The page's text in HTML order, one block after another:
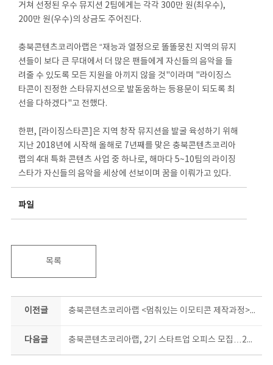
거쳐 선정된 우수 뮤지션 2팀에게는 각각 300만 원(최우수),
200만 원(우수)의 상금도 주어진다.
충북콘텐츠코리아랩은 “재능과 열정으로 똘똘뭉친 지역의 뮤지
션들이 보다 큰 무대에서 더 많은 팬들에게 자신들의 음악을 들
려줄 수 있도록 모든 지원을 아끼지 않을 것"이라며 "라이징스
타콘이 진정한 스타뮤지션으로 발돋움하는 등용문이 되도록 최
선을 다하겠다"고 전했다.
한편, [라이징스타콘]은 지역 창작 뮤지션을 발굴 육성하기 위해
지난 2018년에 시작해 올해로 7년째를 맞은 충북콘텐츠코리아
랩의 4대 특화 콘텐츠 사업 중 하나로, 해마다 5~10팀의 라이징
스타가 자신들의 음악을 세상에 선보이며 꿈을 이뤄가고 있다.
파일
목록
이전글 충북콘텐츠코리아랩 <멈춰있는 이모티콘 제작과정> ‘곰곰희 생각할수록’배워보고 싶네!
다음글 충북콘텐츠코리아랩, 2기 스타트업 오피스 모집…23일까지